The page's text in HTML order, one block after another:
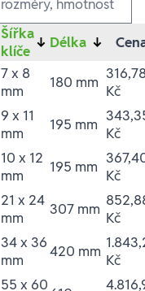
Šířka
klíče ↓ Délka ↓
7 x 8
mm
180 mm Kč
9 x 11
mm
195 mm Kč
10 x 12
mm
195 mm Kč
21 x 24
mm
307 mm Kč
34 x 36
mm
420 mm Kč
55 x 60